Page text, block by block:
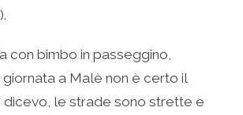
).
con bimbo in passeggino,
a Malè non è certo il
dicevo, le strade sono strette e